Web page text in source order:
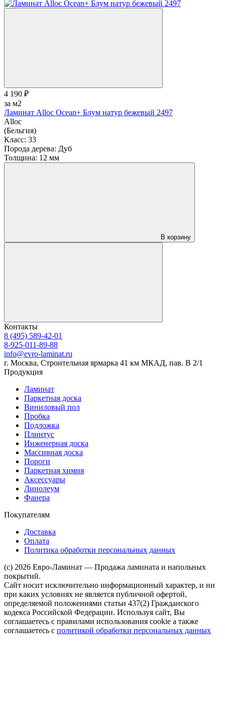
4 190 ₽
за м2
Ламинат Alloc Ocean+ Блум натур бежевый 2497
Alloc
(Бельгия)
Класс: 33
Порода дерева: Дуб
Толщина: 12 мм
В корзину
Контакты
8 (495) 589-42-01
8-925-011-89-88
info@evro-laminat.ru
г. Москва, Строительная ярмарка 41 км МКАД, пав. В 2/1
Продукция
Ламинат
Паркетная доска
Виниловый пол
Пробка
Подложка
Плинтус
Инженерная доска
Массивная доска
Пороги
Паркетная химия
Аксессуары
Линолеум
Фанера
Покупателям
Доставка
Оплата
Политика обработки персональных данных
(c) 2026 Евро-Ламинат — Продажа ламината и напольных
покрытий.
Сайт носит исключительно информационный характер, и ни
при каких условиях не является публичной офертой,
определяемой положениями статьи 437(2) Гражданского
кодекса Российской Федерации. Используя сайт, Вы
соглашаетесь с правилами использования cookie а также
соглашаетесь с политикой обработки персональных данных